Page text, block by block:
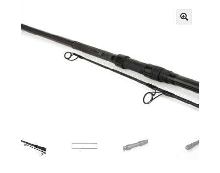
Method Feeder
Turizmo reikmenys